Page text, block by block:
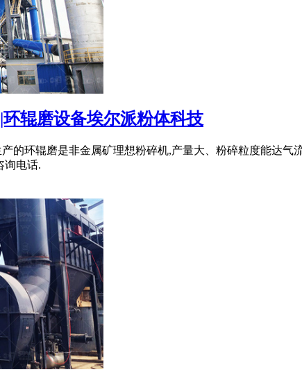
辊磨设备埃尔派粉体科技
的环辊磨是非金属矿理想粉碎机,产量大、粉碎粒度能达
询电话.